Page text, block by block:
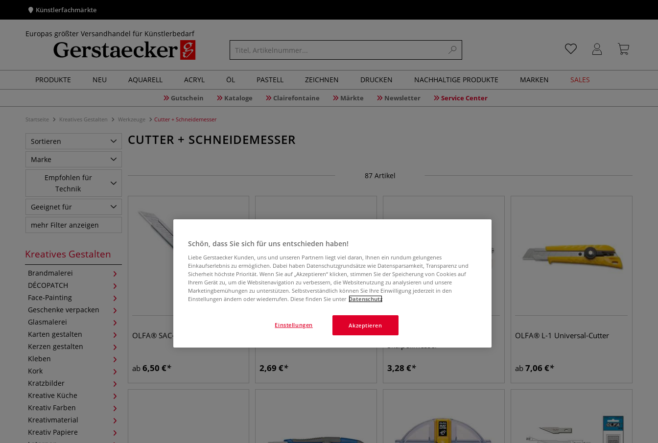
Künstlerfachmärkte
Europas größter Versandhandel für Künstlerbedarf
PRODUKTE NEU AQUARELL ACRYL ÖL PASTELL ZEICHNEN DRUCKEN NACHHALTIGE PRODUKTE MARKEN SALES
Gutschein Kataloge Clairefontaine Märkte Newsletter Service Center
Startseite Kreatives Gestalten Werkzeuge Cutter + Schneidemesser
Sortieren
Marke
Empfohlen für
Technik
Geeignet für
mehr Filter anzeigen
Kreatives Gestalten
Brandmalerei
DÉCOPATCH
Face-Painting
Geschenke verpacken
Glasmalerei
Karten gestalten
Kerzen gestalten
Kleben
Kork
Kratzbilder
Kreative Küche
Kreativ Farben
Kreativmaterial
Kreativ Papiere
CUTTER + SCHNEIDEMESSER
87 Artikel
OLFA® SAC-1 Graphic-Cutter
ab 6,50 €
Wonday Skalpell Cutter N° 2
2,69 €
ECOBRA Schablonen- und
Skalpellmesser
3,28 €
OLFA® L-1 Universal-Cutter
ab 7,06 €
Schön, dass Sie sich für uns entschieden haben!
Liebe Gerstaecker Kunden, uns und unseren Partnern liegt viel daran, Ihnen ein rundum gelungenes
Einkaufserlebnis zu ermöglichen. Dabei haben Datenschutzgrundsätze wie Datensparsamkeit, Transparenz und
Sicherheit höchste Priorität. Wenn Sie auf „Akzeptieren“ klicken, stimmen Sie der Speicherung von Cookies auf
Ihrem Gerät zu, um die Websitenavigation zu verbessern, die Websitenutzung zu analysieren und unsere
Marketingbemühungen zu unterstützen. Selbstverständlich können Sie Ihre Einwilligung jederzeit in den
Einstellungen ändern oder wiederrufen. Diese finden Sie unter Datenschutz
Akzeptieren
Einstellungen